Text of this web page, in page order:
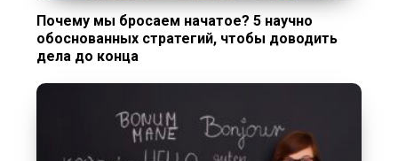
Почему мы бросаем начатое? 5 научно
обоснованных стратегий, чтобы доводить
дела до конца